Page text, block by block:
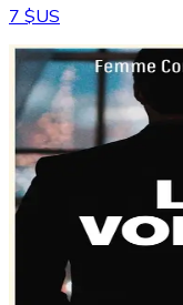
7 $US